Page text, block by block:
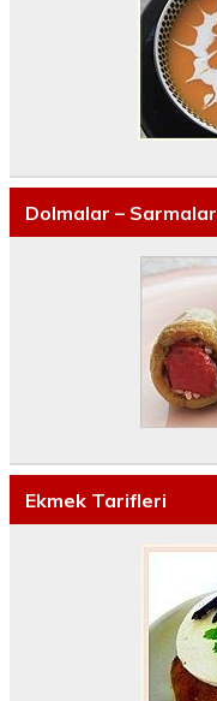
Dolmalar – Sarmalar
Ekmek Tarifleri